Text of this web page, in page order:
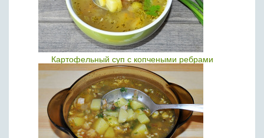
Картофельный суп с копчеными ребрами